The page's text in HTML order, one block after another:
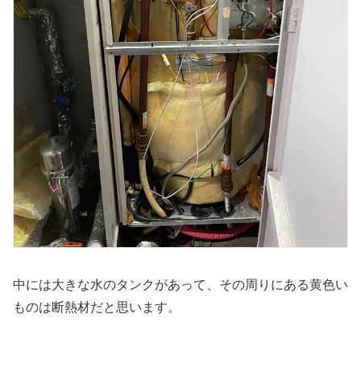
中には大きな水のタンクがあって、その周りにある黄色い
ものは断熱材だと思います。